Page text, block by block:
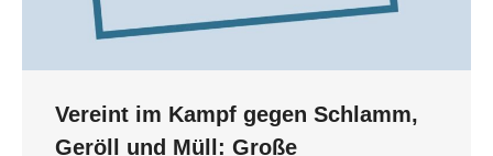
Vereint im Kampf gegen Schlamm,
Geröll und Müll: Große